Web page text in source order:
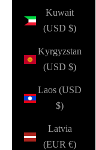
Kuwait
(USD $)
Kyrgyzstan
(USD $)
Laos (USD
$)
Latvia
(EUR €)